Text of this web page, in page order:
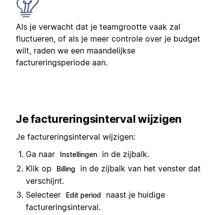
Als je verwacht dat je teamgrootte vaak zal
fluctueren, of als je meer controle over je budget
wilt, raden we een maandelijkse
factureringsperiode aan.
Je factureringsinterval wijzigen
Je factureringsinterval wijzigen:
Ga naar
Instellingen
in de zijbalk.
Klik op
Billing
in de zijbalk van het venster dat
verschijnt.
Selecteer
Edit period
naast je huidige
factureringsinterval.